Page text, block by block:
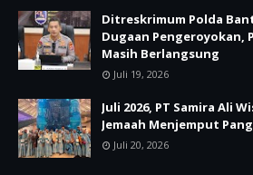
Ditreskrimum Polda
Dugaan Pengeroyokan,
Masih Berlangsung
Juli 19, 2026
Juli 2026, PT Samira Ali
Jemaah Menjemput
Juli 20, 2026